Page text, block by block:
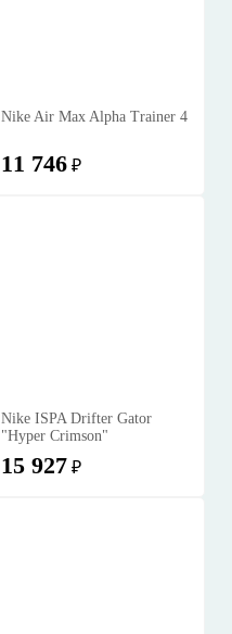
Nike Air Max Alpha Trainer 4
11 746 ₽
Nike ISPA Drifter Gator
"Hyper Crimson"
15 927 ₽